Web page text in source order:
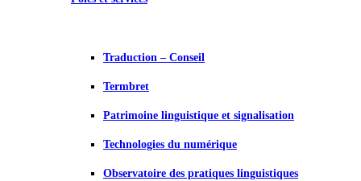
Traduction – Conseil
Termbret
Patrimoine linguistique et signalisation
Technologies du numérique
Observatoire des pratiques linguistiques